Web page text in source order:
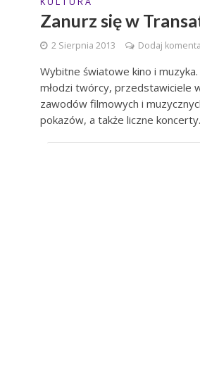
Zanurz się w
2 Sierpnia 2013 Dodaj
Wybitne światowe kino i
młodzi twórcy, przedstawiciele
zawodów filmowych i
pokazów, a także liczne